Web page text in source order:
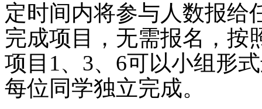
定时间内将参与人数报给
完成项目，无需报名，按
项目 1、 3、 6可以小组形
每位同学独立完成。